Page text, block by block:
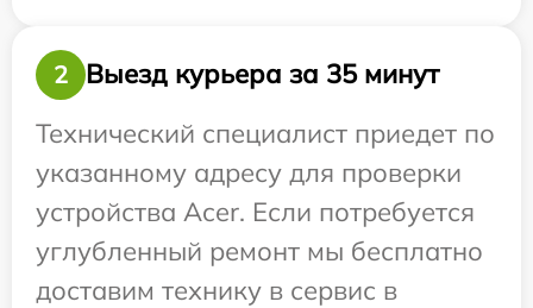
2
Выезд курьера за 35 минут
Технический специалист приедет по
указанному адресу для проверки
устройства Acer. Если потребуется
углубленный ремонт мы бесплатно
доставим технику в сервис в